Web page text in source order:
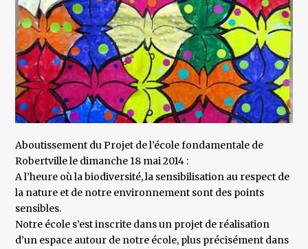
Aboutissement du Projet de l’école fondamentale de
Robertville le dimanche 18 mai 2014 :
A l’heure où la biodiversité, la sensibilisation au respect de
la nature et de notre environnement sont des points
sensibles.
Notre école s’est inscrite dans un projet de réalisation
d’un espace autour de notre école, plus précisément dans